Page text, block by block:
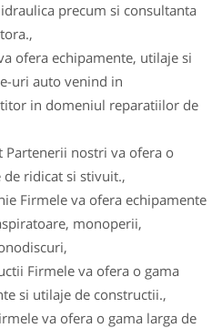
precum si consultanta
ofera echipamente, utilaje si
uri auto venind in
in domeniul reparatiilor de
nostri va ofera o
de ridicat si stivuit.,
Firmele va ofera echipamente
monoperii,
Firmele va ofera o gama
si utilaje de constructii.,
va ofera o gama larga de